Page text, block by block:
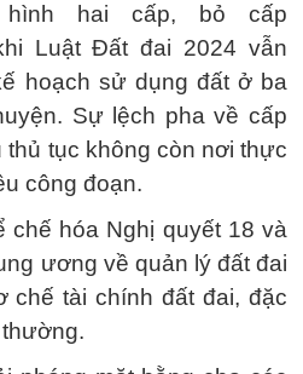
hình hai cấp, bỏ cấp
Luật Đất đai 2024 vẫn
hoạch sử dụng đất ở ba
Sự lệch pha về cấp
thủ tục không còn nơi thực
công đoạn.
chế hóa Nghị quyết 18 và
ương về quản lý đất đai
chế tài chính đất đai, đặc
thường.